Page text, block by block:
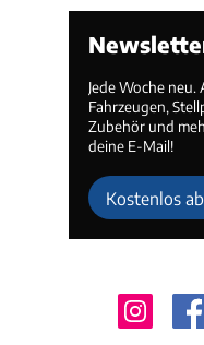
Jede Woche neu.
Fahrzeugen,
Zubehör und
deine E-Mail!
Kostenlos